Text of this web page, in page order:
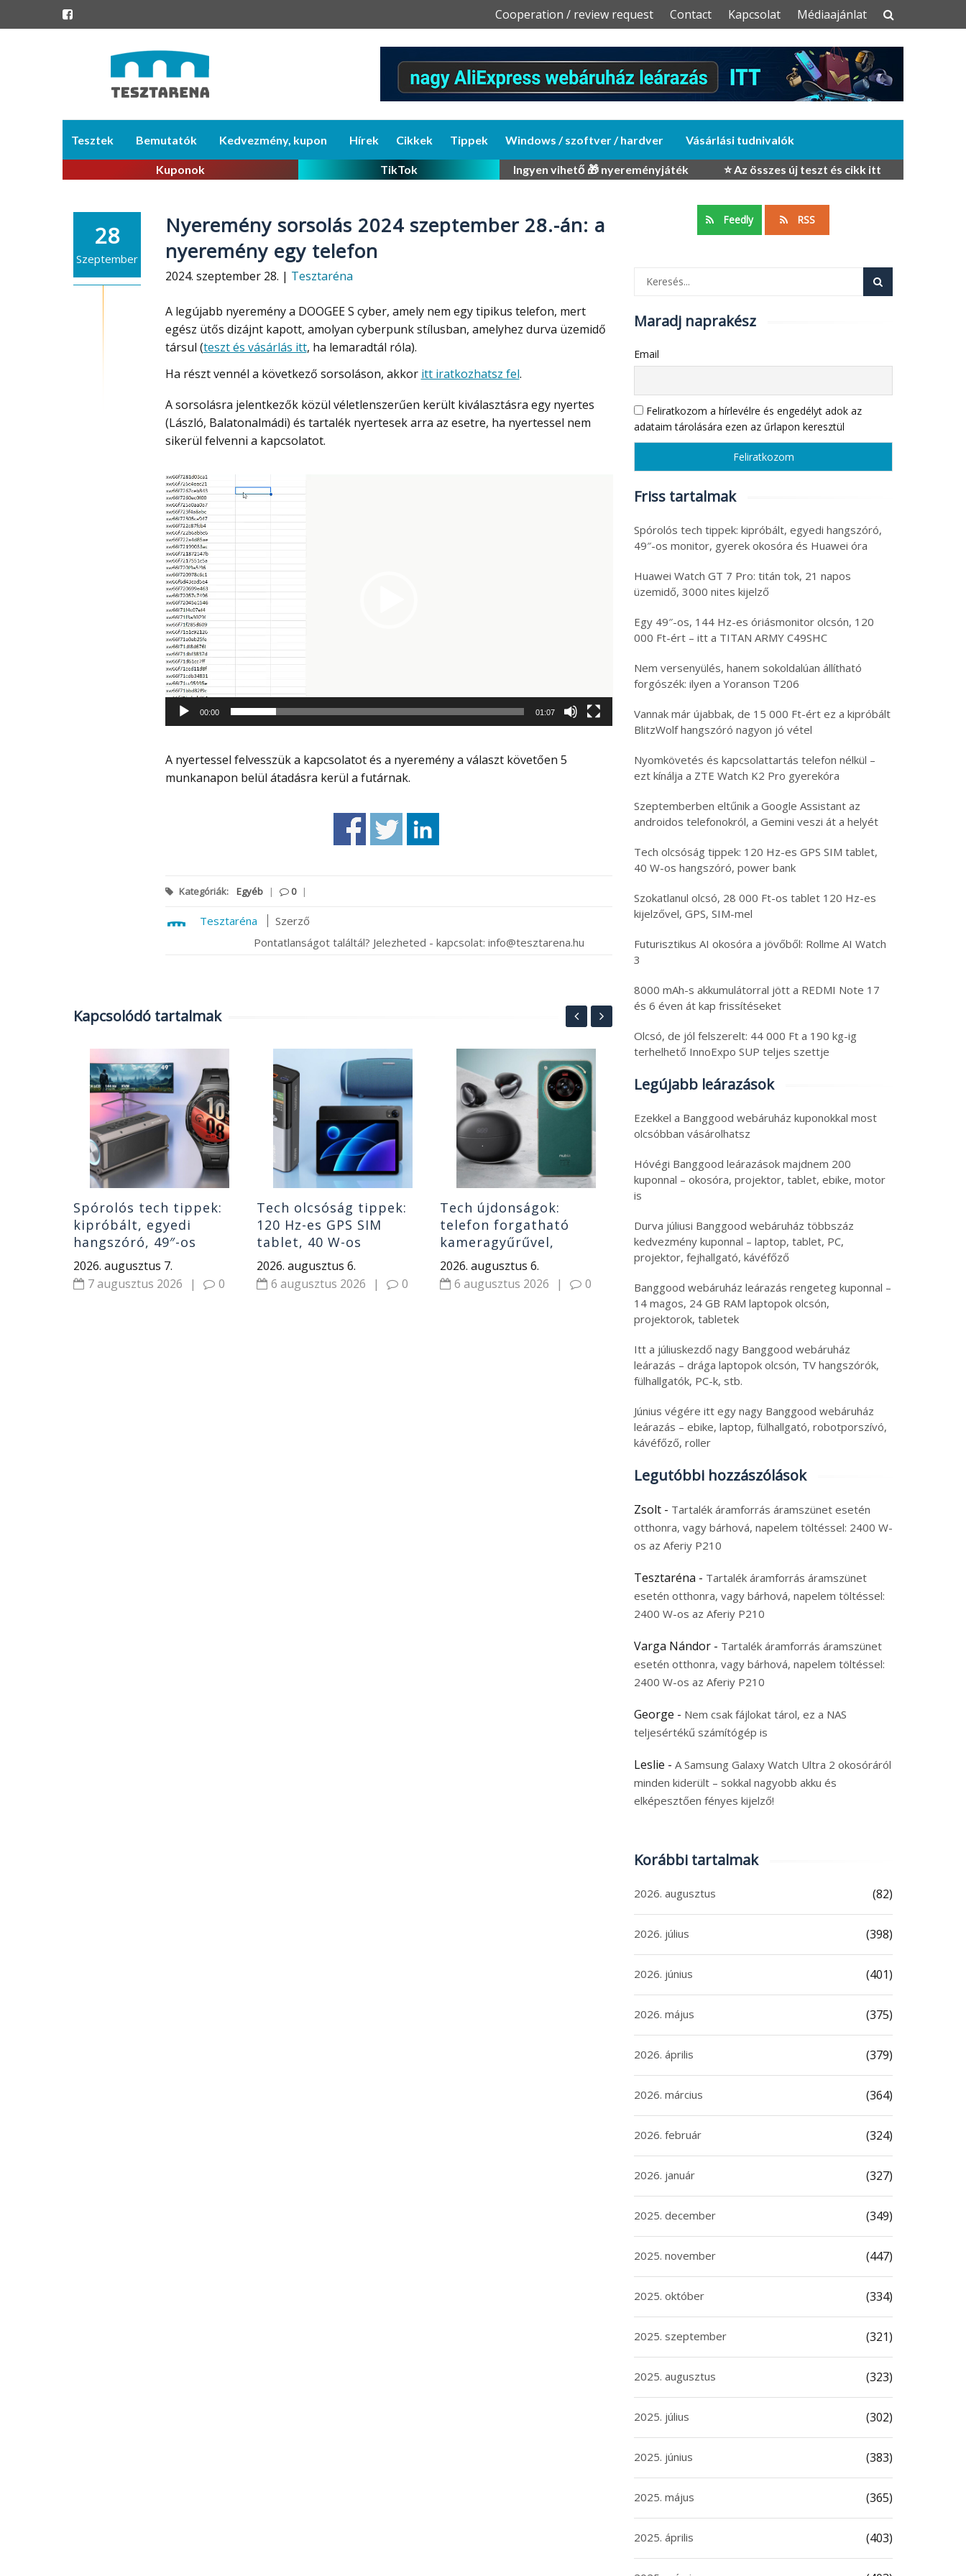
Skip
Cooperation / review request Contact Kapcsolat Médiaajánlat
content
Tesztek Bemutatók Kedvezmény, kupon Hírek Cikkek Tippek Windows / szoftver / hardver Vásárlási tudnivalók
Kuponok TikTok Ingyen vihető 🎁 nyereményjáték ⭐ Az összes új teszt és cikk itt
28
Szeptember
Nyeremény sorsolás 2024 szeptember 28.-án: a
nyeremény egy telefon
2024. szeptember 28. | Tesztaréna
A legújabb nyeremény a DOOGEE S cyber, amely nem egy tipikus telefon, mert
egész ütős dizájnt kapott, amolyan cyberpunk stílusban, amelyhez durva üzemidő
társul (teszt és vásárlás itt, ha lemaradtál róla).
Ha részt vennél a következő sorsoláson, akkor itt iratkozhatsz fel.
A sorsolásra jelentkezők közül véletlenszerűen került kiválasztásra egy nyertes
(László, Balatonalmádi) és tartalék nyertesek arra az esetre, ha nyertessel nem
sikerül felvenni a kapcsolatot.
Videólejátszó
00:00 01:07
A nyertessel felvesszük a kapcsolatot és a nyeremény a választ követően 5
munkanapon belül átadásra kerül a futárnak.
Kategóriák: Egyéb | 0 |
Tesztaréna
Szerző
Pontatlanságot találtál? Jelezheted - kapcsolat: info@tesztarena.hu
Kapcsolódó tartalmak
Spórolós tech tippek:
kipróbált, egyedi
hangszóró, 49″-os
monitor, gyerek okosóra
és Huawei óra
2026. augusztus 7.
7 augusztus 2026
| 0
Tech olcsóság tippek:
120 Hz-es GPS SIM
tablet, 40 W-os
hangszóró, power bank
2026. augusztus 6.
6 augusztus 2026
| 0
Tech újdonságok:
telefon forgatható
kameragyűrűvel,
klipszes fülhallgatók
olcsó riválisa és
hordozható monitor
2026. augusztus 6.
6 augusztus 2026
| 0
magasságú asztal teszt,
laptop, tartalék
áramforrás, 8580 mAh
2026. augusztus 5.
nyolcmagos Ryzen 7 PC
2026. augusztus 5.
Feedly RSS
Maradj naprakész
Email
Feliratkozom a hírlevélre és engedélyt adok az
adataim tárolására ezen az űrlapon keresztül
Friss tartalmak
Spórolós tech tippek: kipróbált, egyedi hangszóró,
49″-os monitor, gyerek okosóra és Huawei óra
Huawei Watch GT 7 Pro: titán tok, 21 napos
üzemidő, 3000 nites kijelző
Egy 49″-os, 144 Hz-es óriásmonitor olcsón, 120
000 Ft-ért – itt a TITAN ARMY C49SHC
Nem versenyülés, hanem sokoldalúan állítható
forgószék: ilyen a Yoranson T206
Vannak már újabbak, de 15 000 Ft-ért ez a kipróbált
BlitzWolf hangszóró nagyon jó vétel
Nyomkövetés és kapcsolattartás telefon nélkül –
ezt kínálja a ZTE Watch K2 Pro gyerekóra
Szeptemberben eltűnik a Google Assistant az
androidos telefonokról, a Gemini veszi át a helyét
Tech olcsóság tippek: 120 Hz-es GPS SIM tablet,
40 W-os hangszóró, power bank
Szokatlanul olcsó, 28 000 Ft-os tablet 120 Hz-es
kijelzővel, GPS, SIM-mel
Futurisztikus AI okosóra a jövőből: Rollme AI Watch
3
8000 mAh-s akkumulátorral jött a REDMI Note 17
és 6 éven át kap frissítéseket
Olcsó, de jól felszerelt: 44 000 Ft a 190 kg-ig
terhelhető InnoExpo SUP teljes szettje
Legújabb leárazások
Ezekkel a Banggood webáruház kuponokkal most
olcsóbban vásárolhatsz
Hóvégi Banggood leárazások majdnem 200
kuponnal – okosóra, projektor, tablet, ebike, motor
is
Durva júliusi Banggood webáruház többszáz
kedvezmény kuponnal – laptop, tablet, PC,
projektor, fejhallgató, kávéfőző
Banggood webáruház leárazás rengeteg kuponnal –
14 magos, 24 GB RAM laptopok olcsón,
projektorok, tabletek
Itt a júliuskezdő nagy Banggood webáruház
leárazás – drága laptopok olcsón, TV hangszórók,
fülhallgatók, PC-k, stb.
Június végére itt egy nagy Banggood webáruház
leárazás – ebike, laptop, fülhallgató, robotporszívó,
kávéfőző, roller
Legutóbbi hozzászólások
Zsolt - Tartalék áramforrás áramszünet esetén
otthonra, vagy bárhová, napelem töltéssel: 2400 W-
os az Aferiy P210
Tesztaréna - Tartalék áramforrás áramszünet
esetén otthonra, vagy bárhová, napelem töltéssel:
2400 W-os az Aferiy P210
Varga Nándor - Tartalék áramforrás áramszünet
esetén otthonra, vagy bárhová, napelem töltéssel:
2400 W-os az Aferiy P210
George - Nem csak fájlokat tárol, ez a NAS
teljesértékű számítógép is
Leslie - A Samsung Galaxy Watch Ultra 2 okosóráról
minden kiderült – sokkal nagyobb akku és
elképesztően fényes kijelző!
Korábbi tartalmak
2026. augusztus (82)
2026. július (398)
2026. június (401)
2026. május (375)
2026. április (379)
2026. március (364)
2026. február (324)
2026. január (327)
2025. december (349)
2025. november (447)
2025. október (334)
2025. szeptember (321)
2025. augusztus (323)
2025. július (302)
2025. június (383)
2025. május (365)
2025. április (403)